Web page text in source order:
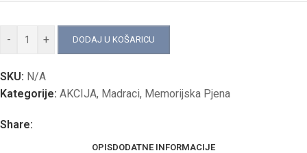
- + DODAJ U KOŠARICU
SKU: N/A
Kategorije: AKCIJA, Madraci, Memorijska Pjena
Share:
OPISDODATNE INFORMACIJE